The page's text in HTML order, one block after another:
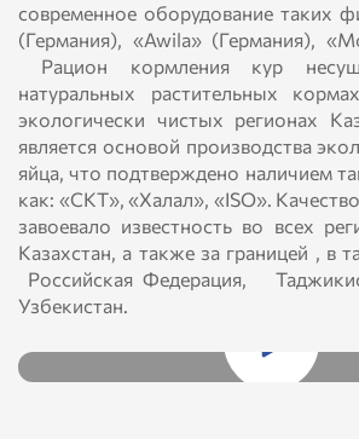
современное оборудование таких
(Германия), «Awila» (Германия),
Рацион кормления кур
натуральных растительных
экологически чистых регионах
является основой производства
яйца, что подтверждено наличием
как: «СКТ», «Халал», «ISO».
завоевало известность во всех
Казахстан, а также за границей , в
Российская Федерация,
Узбекистан.